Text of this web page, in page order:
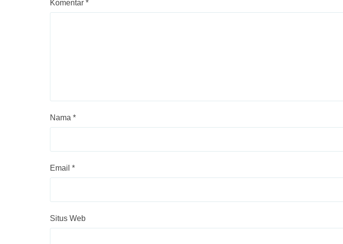
Komentar *
Nama *
Email *
Situs Web